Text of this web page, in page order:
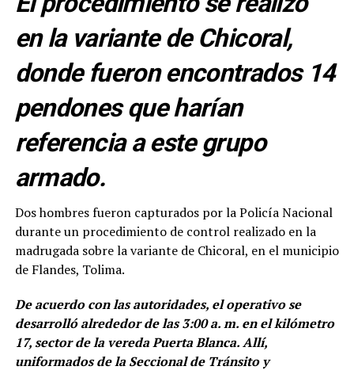
en la variante de Chicoral,
donde fueron encontrados 14
pendones que harían
referencia a este grupo
armado.
Dos hombres fueron capturados por la Policía Nacional
durante un procedimiento de control realizado en la
madrugada sobre la variante de Chicoral, en el municipio
de Flandes, Tolima.
De acuerdo con las autoridades, el operativo se
desarrolló alrededor de las 3:00 a. m. en el kilómetro
17, sector de la vereda Puerta Blanca. Allí,
uniformados de la Seccional de Tránsito y